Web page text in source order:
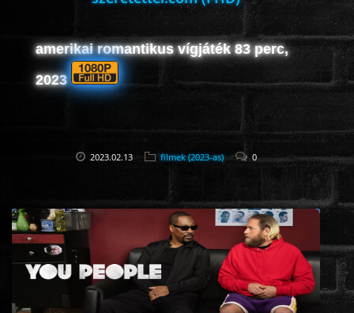
amerikai romantikus vígjáték 83 perc,
2023
2023.02.13 filmek (2023-as) 0